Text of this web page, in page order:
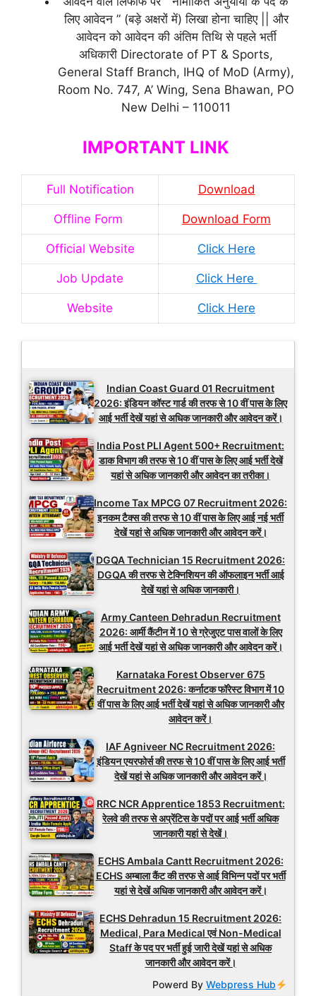
लिए आवेदन ” (बड़े अक्षरों में) लिखा होना चाहिए || और
आवेदन को आवेदन की अंतिम तिथि से पहले भर्ती
अधिकारी Directorate of PT & Sports,
General Staff Branch, IHQ of MoD (Army),
Room No. 747, A’ Wing, Sena Bhawan, PO
New Delhi – 110011
IMPORTANT LINK
Full Notification Download
Offline Form Download Form
Official Website Click Here
Job Update Click Here
Website Click Here
Indian Coast Guard 01 Recruitment
2026: इंडियन कॉस्ट गार्ड की तरफ से 10 वीं पास के लिए
आई भर्ती देखें यहां से अधिक जानकारी और आवेदन करें।
India Post PLI Agent 500+ Recruitment:
डाक विभाग की तरफ से 10 वीं पास के लिए आई भर्ती देखें
यहां से अधिक जानकारी और आवेदन का तरीका।
Income Tax MPCG 07 Recruitment 2026:
इनकम टैक्स की तरफ से 10 वीं पास के लिए आई नई भर्ती
देखें यहां से अधिक जानकारी और आवेदन करें।
DGQA Technician 15 Recruitment 2026:
DGQA की तरफ से टेक्निशियन की ऑफलाइन भर्ती आई
देखें यहां से अधिक जानकारी।
Army Canteen Dehradun Recruitment
2026: आर्मी कैंटीन में 10 से ग्रेजुएट पास वालों के लिए
आई भर्ती देखें यहां से अधिक जानकारी और आवेदन करें।
Karnataka Forest Observer 675
Recruitment 2026: कर्नाटक फॉरेस्ट विभाग में 10
वीं पास के लिए आई भर्ती देखें यहां से अधिक जानकारी और
आवेदन करें।
IAF Agniveer NC Recruitment 2026:
इंडियन एयरफोर्स की तरफ से 10 वीं पास के लिए आई भर्ती
देखें यहां से अधिक जानकारी और आवेदन करें।
RRC NCR Apprentice 1853 Recruitment:
रेलवे की तरफ से अप्रेंटिस के पदों पर आई भर्ती अधिक
जानकारी यहां से देखें।
ECHS Ambala Cantt Recruitment 2026:
ECHS अम्बाला कैंट की तरफ से आई विभिन्न पदों पर भर्ती
यहां से देखें अधिक जानकारी और आवेदन करें।
ECHS Dehradun 15 Recruitment 2026:
Medical, Para Medical एवं Non-Medical
Staff के पद पर भर्ती हुई जारी देखें यहां से अधिक
जानकारी और आवेदन करें।
Powerd ByWebpress Hub